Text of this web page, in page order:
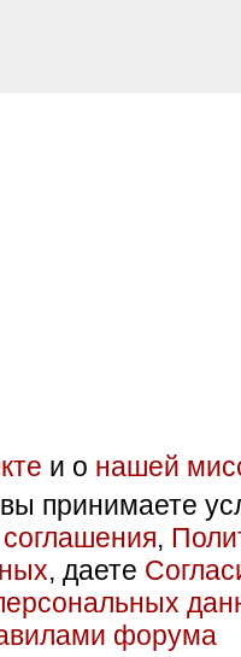
и о нашей
принимаете
соглашения,
, даете
форума